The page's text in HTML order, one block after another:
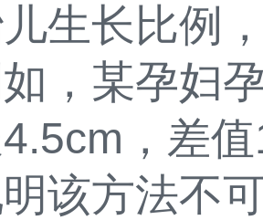
生长比例
某孕妇孕
，差
该方法不